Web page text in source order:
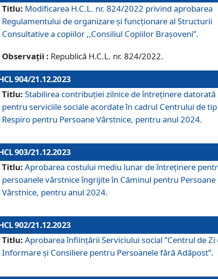
Titlu: Modificarea H.C.L. nr. 824/2022 privind aprobarea
Regulamentului de organizare şi funcţionare al Structurii
Consultative a copiilor ,,Consiliul Copiilor Braşoveni”.
Observații : Republică H.C.L. nr. 824/2022.
904/21.12.2023
Titlu: Stabilirea contribuţiei zilnice de întreținere datorată
pentru serviciile sociale acordate în cadrul Centrului de tip
Respiro pentru Persoane Vârstnice, pentru anul 2024.
903/21.12.2023
Titlu: Aprobarea costului mediu lunar de întreţinere
persoanele vârstnice îngrijite în Căminul pentru Persoane
Vârstnice, pentru anul 2024.
902/21.12.2023
Titlu: Aprobarea înființării Serviciului social ”Centrul de Zi
Informare și Consiliere pentru Persoanele fără Adăpost”.